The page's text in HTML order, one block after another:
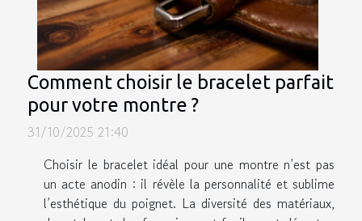
Comment choisir le bracelet parfait
pour votre montre ?
31/10/2025 21:40
Choisir le bracelet idéal pour une montre n’est pas
un acte anodin : il révèle la personnalité et sublime
l’esthétique du poignet. La diversité des matériaux,